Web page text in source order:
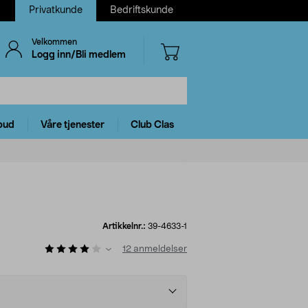
Privatkunde Bedriftskunde
Velkommen
Logg inn/Bli medlem
Våre tjenester Club Clas
Artikkelnr.: 39-4633-1
12 anmeldelser